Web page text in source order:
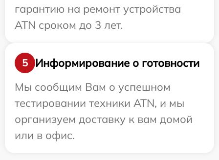
гарантию на ремонт устройства
ATN сроком до 3 лет.
5
Информирование о готовности
Мы сообщим Вам о успешном
тестировании техники ATN, и мы
организуем доставку к вам домой
или в офис.